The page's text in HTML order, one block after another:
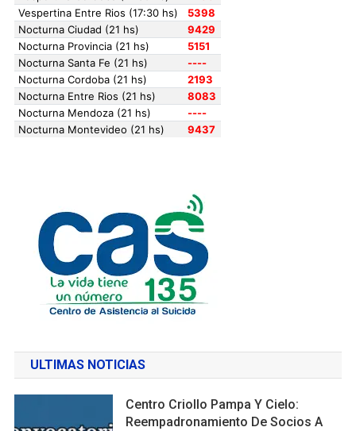
ULTIMAS NOTICIAS
Centro Criollo Pampa Y Cielo:
Reempadronamiento De Socios A